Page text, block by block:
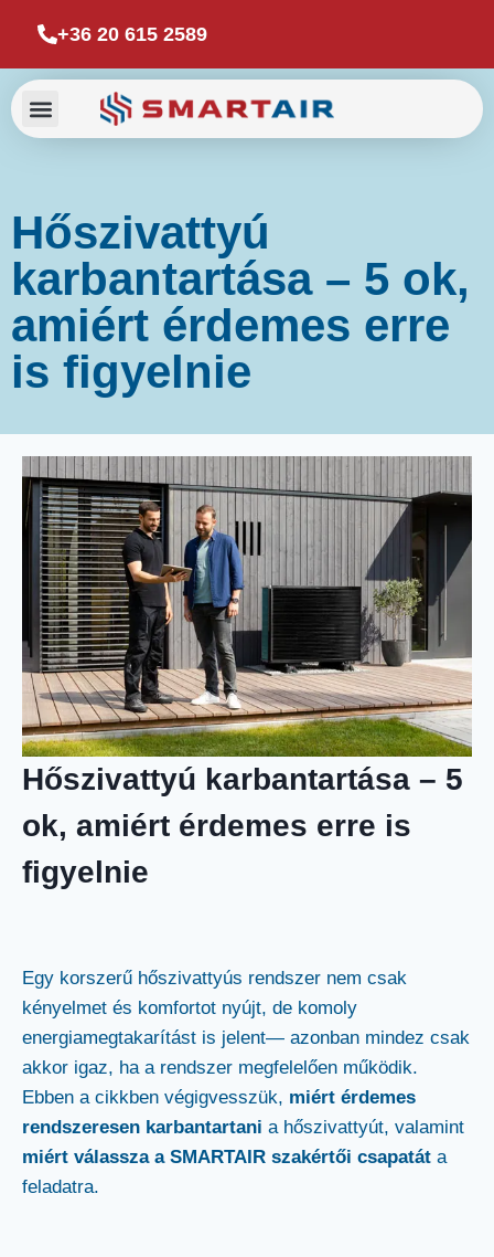
+36 20 615 2589
Hőszivattyú
karbantartása – 5 ok,
amiért érdemes erre
is figyelnie
Hőszivattyú karbantartása – 5
ok, amiért érdemes erre is
figyelnie
Egy korszerű hőszivattyús rendszer nem csak
kényelmet és komfortot nyújt, de komoly
energiamegtakarítást is jelent— azonban mindez csak
akkor igaz, ha a rendszer megfelelően működik.
Ebben a cikkben végigvesszük, miért érdemes
rendszeresen karbantartani a hőszivattyút, valamint
miért válassza a SMARTAIR szakértői csapatát a
feladatra.